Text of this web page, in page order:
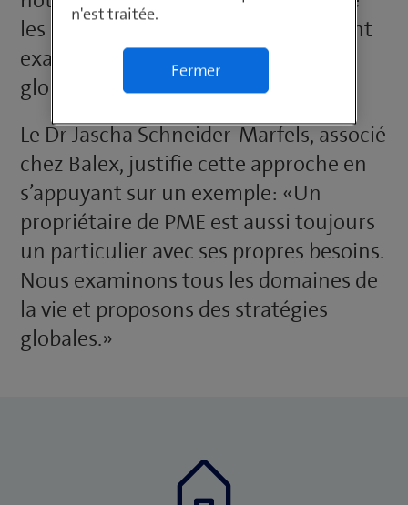
les droits des clients, dont les cas sont
examinés dans une perspective
globale.
Le Dr Jascha Schneider-Marfels, associé
chez Balex, justifie cette approche en
s’appuyant sur un exemple: «Un
propriétaire de PME est aussi toujours
un particulier avec ses propres besoins.
Nous examinons tous les domaines de
la vie et proposons des stratégies
globales.»
n'est traitée.
Fermer